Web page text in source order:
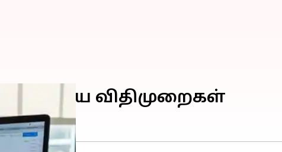
முக்கிய விதிமுறைகள்